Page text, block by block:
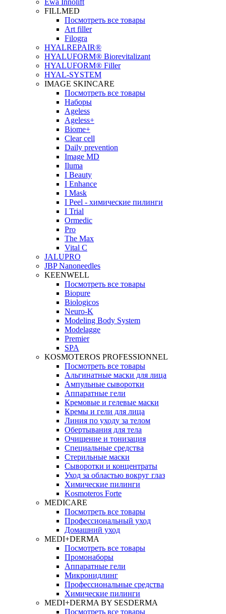
Ewa Innolift
FILLMED
Посмотреть все товары
Art filler
Filogra
НYALREPAIR®
HYALUFORM® Biorevitalizant
HYALUFORM® Filler
HYAL-SYSTEM
IMAGE SKINCARE
Посмотреть все товары
Наборы
Ageless
Ageless+
Biome+
Clear cell
Daily prevention
Image MD
Iluma
I Beauty
I Enhance
I Mask
I Peel - химические пилинги
I Trial
Ormedic
Pro
The Max
Vital C
JALUPRO
JBP Nanoneedles
KEENWELL
Посмотреть все товары
Biopure
Biologicos
Neuro‑K
Modeling Body System
Modelagge
Premier
SPA
KOSMOTEROS PROFESSIONNEL
Посмотреть все товары
Альгинатные маски для лица
Ампульные сыворотки
Аппаратные гели
Кремовые и гелевые маски
Кремы и гели для лица
Линия по уходу за телом
Обертывания для тела
Очищение и тонизация
Специальные средства
Стерильные маски
Сыворотки и концентраты
Уход за областью вокруг глаз
Химические пилинги
Kosmoteros Forte
MEDICARE
Посмотреть все товары
Профессиональный уход
Домашний уход
MEDI+DERMA
Посмотреть все товары
Промонаборы
Аппаратные гели
Микронидлинг
Профессиональные средства
Химические пилинги
MEDI+DERMA BY SESDERMA
Посмотреть все товары